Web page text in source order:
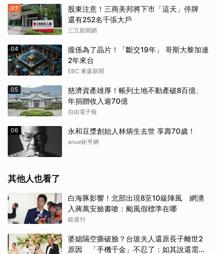
03
股東注意！三商美邦將下市「這天」停牌
還有252名千張大戶
三立新聞網
04
攏係為了晶片！「斷交19年」 哥斯大黎加連
2年來台
EBC 東森新聞
05
慈濟資產雄厚！帳列土地不動產破8百億、
年捐贈收入逾70億
自由電子報
06 永和豆漿創始人林炳生去世 享壽70歲！
anue鉅亨網
其他人也看了
白海豚影響！北部出現8至10級陣風 網湧
入蔣萬安臉書嗆：颱風假標準在哪
鏡週刊
婆媳隔空撕破臉？台玻夫人還原長子離世2
原因 「手機千金」不忍了：如其說還需要